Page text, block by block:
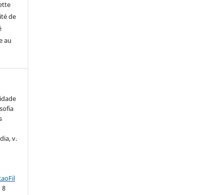
de
au
v.
8